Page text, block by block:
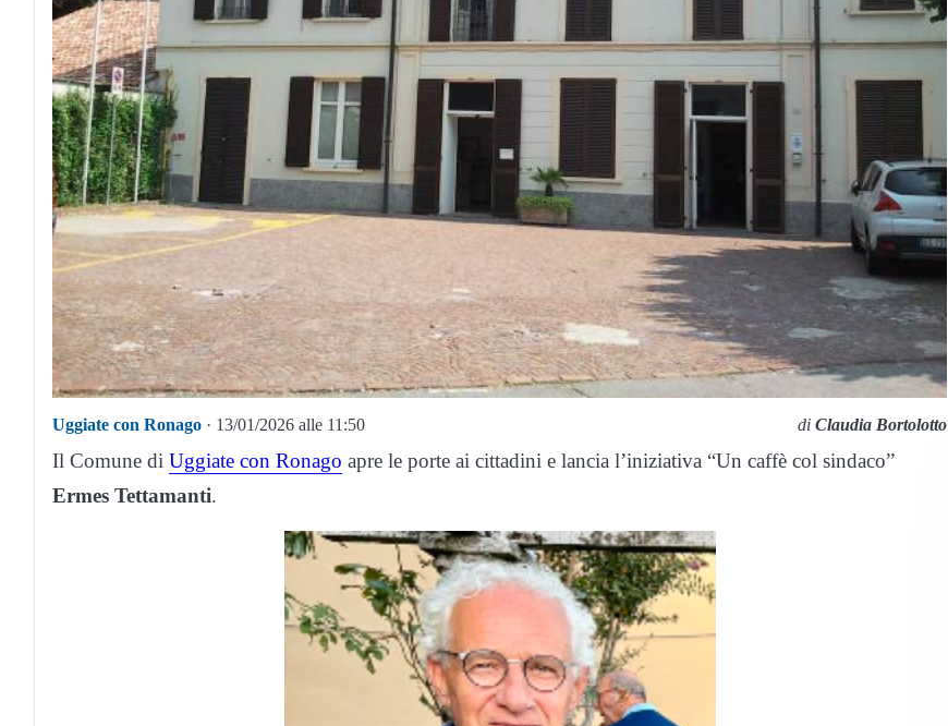
Uggiate con Ronago · 13/01/2026 alle 11:50 diClaudia Bortolotto
Il Comune di Uggiate con Ronago apre le porte ai cittadini e lancia l’iniziativa “Un caffè col sindaco”
Ermes Tettamanti.